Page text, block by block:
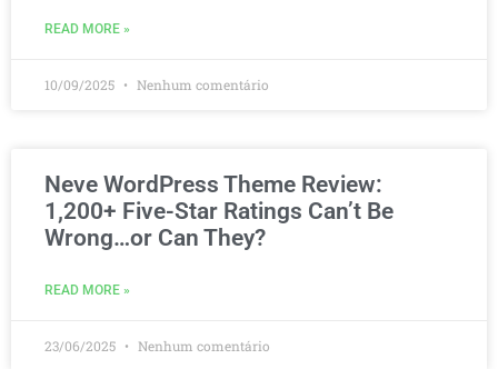
READ MORE »
10/09/2025 Nenhum comentário
Neve WordPress Theme Review:
1,200+ Five-Star Ratings Can’t Be
Wrong…or Can They?
READ MORE »
23/06/2025 Nenhum comentário